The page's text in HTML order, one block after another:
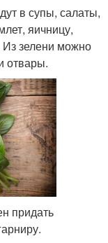
с базиликом
с базиликом
в супы, салаты,
яичницу,
Из зелени можно
отвары.
придать